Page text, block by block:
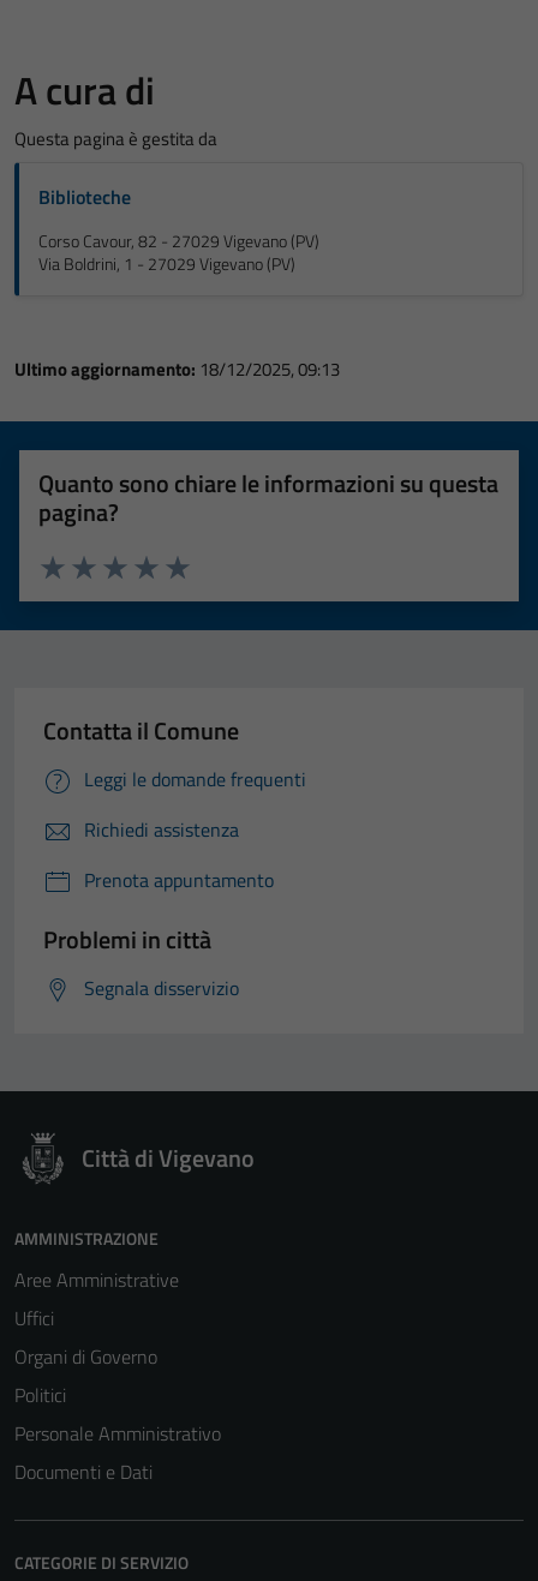
A cura di
Questa pagina è gestita da
Biblioteche
Corso Cavour, 82 - 27029 Vigevano (PV)
Via Boldrini, 1 - 27029 Vigevano (PV)
Ultimo aggiornamento: 18/12/2025, 09:13
Quanto sono chiare le informazioni su questa
pagina?
Valuta 5 stelle su 5
Valuta 4 stelle su 5
Valuta 3 stelle su 5
Valuta 2 stelle su 5
Valuta 1 stelle su 5
Contatta il Comune
Leggi le domande frequenti
Richiedi assistenza
Prenota appuntamento
Problemi in città
Segnala disservizio
Città di Vigevano
AMMINISTRAZIONE
Aree Amministrative
Uffici
Organi di Governo
Politici
Personale Amministrativo
Documenti e Dati
CATEGORIE DI SERVIZIO